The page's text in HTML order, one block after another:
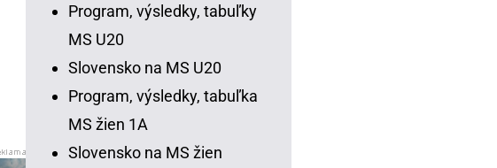
Program, výsledky, tabuľky
MS U20
Slovensko na MS U20
Program, výsledky, tabuľka
MS žien 1A
Slovensko na MS žien